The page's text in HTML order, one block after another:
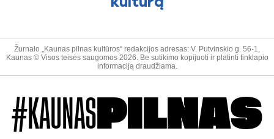
Žurnalo „Kaunas pilnas kultūros“ redakcijos adresas: V. Putvinskio g. 56-1,
Kaunas © Visos teisės saugomos 2026. Be sutikimo kopijuoti ir platinti tinklapio
informaciją draudžiama.
#KAUNAS PILNAS